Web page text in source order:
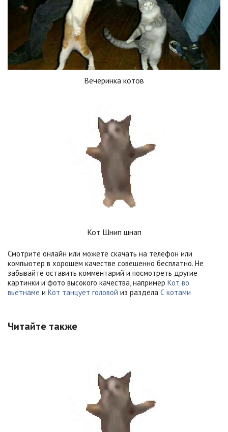
Вечеринка котов
Кот Шнип шнап
Смотрите онлайн или можете скачать на телефон или
компьютер в хорошем качестве совешенно бесплатно. Не
забывайте оставить комментарий и посмотреть другие
картинки и фото высокого качества, например Кот во
вьетнаме и Кот танцует головой из раздела С котами
Читайте также